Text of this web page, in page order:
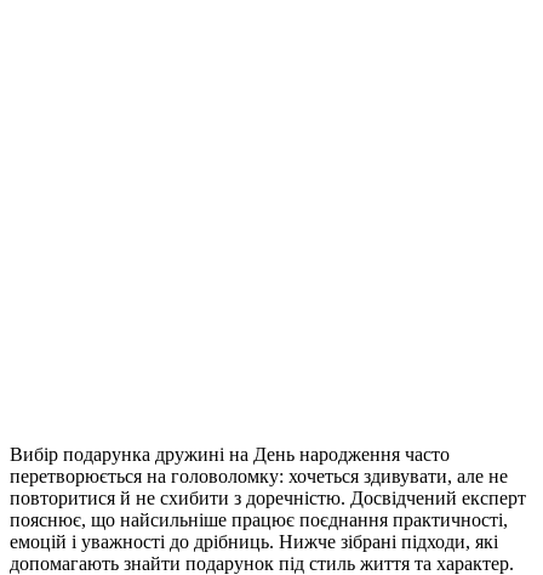
Вибір подарунка дружині на День народження часто
перетворюється на головоломку: хочеться здивувати, але не
повторитися й не схибити з доречністю. Досвідчений експерт
пояснює, що найсильніше працює поєднання практичності,
емоцій і уважності до дрібниць. Нижче зібрані підходи, які
допомагають знайти подарунок під стиль життя та характер.